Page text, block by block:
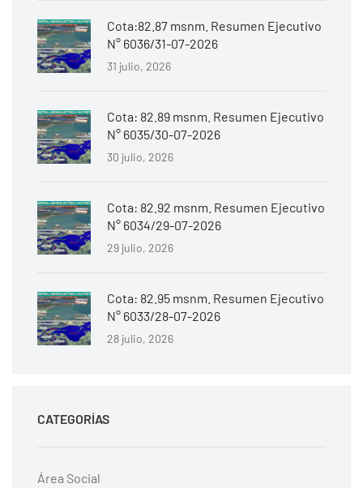
Cota:82.87 msnm. Resumen Ejecutivo
N° 6036/31-07-2026
31 julio, 2026
Cota: 82.89 msnm. Resumen Ejecutivo
N° 6035/30-07-2026
30 julio, 2026
Cota: 82.92 msnm. Resumen Ejecutivo
N° 6034/29-07-2026
29 julio, 2026
Cota: 82.95 msnm. Resumen Ejecutivo
N° 6033/28-07-2026
28 julio, 2026
CATEGORÍAS
Área Social